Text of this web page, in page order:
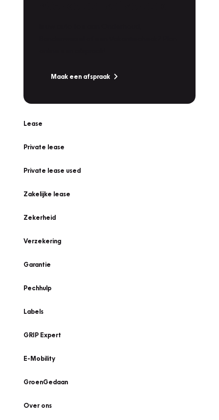
Maak een afspraak
Lease
Private lease
Private lease used
Zakelijke lease
Zekerheid
Verzekering
Garantie
Pechhulp
Labels
GRIP Expert
E-Mobility
GroenGedaan
Over ons